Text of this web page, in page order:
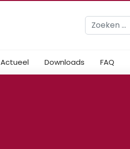
Zoeken
Actueel Downloads FAQ